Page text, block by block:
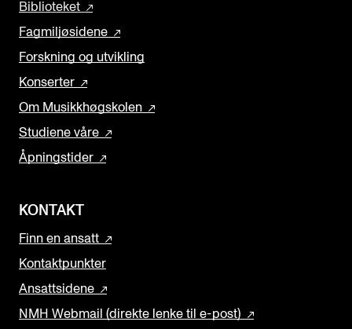
Biblioteket
Fagmiljøsidene
Forskning og utvikling
Konserter
Om Musikkhøgskolen
Studiene våre
Åpningstider
KONTAKT
Finn en ansatt
Kontaktpunkter
Ansattsidene
NMH Webmail (direkte lenke til e-post)